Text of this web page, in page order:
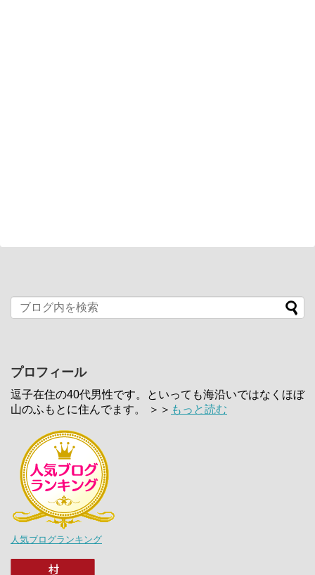
プロフィール
逗子在住の40代男性です。といっても海沿いではなくほぼ
山のふもとに住んでます。 ＞＞ もっと読む
人気ブログランキング